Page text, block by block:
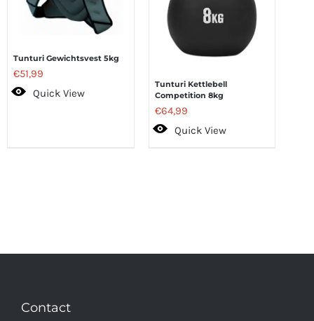
Tunturi Gewichtsvest 5kg
€51,99
Quick View
Tunturi Kettlebell
Competition 8kg
€64,99
Quick View
Contact